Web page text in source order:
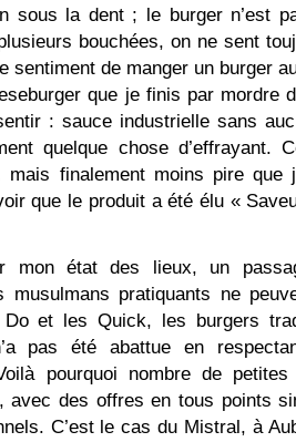
sous la dent ; le burger n’est
bouchées, on ne sent
sentiment de manger un burger
que je finis par mordre
: sauce industrielle sans
quelque chose d’effrayant.
mais finalement moins pire que
que le produit a été élu «
mon état des lieux, un
musulmans pratiquants ne
et les Quick, les burgers
pas été abattue en
pourquoi nombre de petites
avec des offres en tous points
C’est le cas du Mistral, à